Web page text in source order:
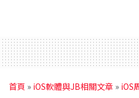
首頁 » iOS軟體與JB相關文章 » iOS